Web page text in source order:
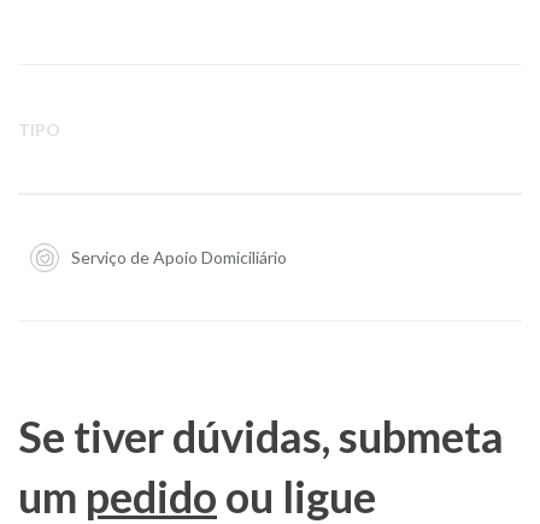
TIPO
Serviço de Apoio Domiciliário
Se tiver dúvidas, submeta
um pedido ou ligue